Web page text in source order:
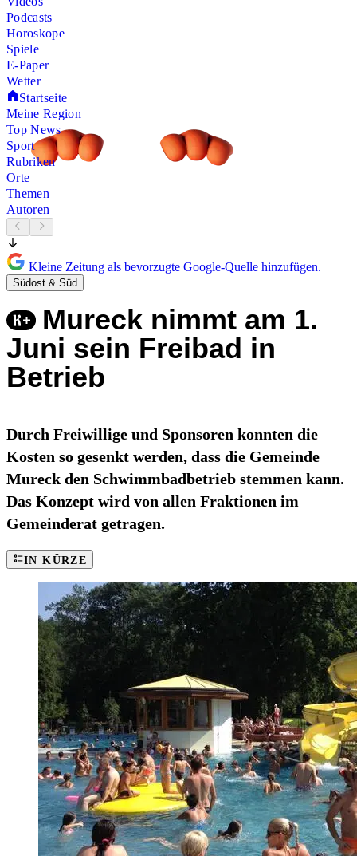
Podcasts
Horoskope
Spiele
E-Paper
Wetter
Startseite
Meine Region
Top News
Sport
Rubriken
Orte
Themen
Autoren
Kleine Zeitung als bevorzugte Google-Quelle hinzufügen.
Südost & Süd
Mureck nimmt am 1.
Juni sein Freibad in
Betrieb
Durch Freiwillige und Sponsoren konnten die
Kosten so gesenkt werden, dass die Gemeinde
Mureck den Schwimmbadbetrieb stemmen kann.
Das Konzept wird von allen Fraktionen im
Gemeinderat getragen.
IN KÜRZE